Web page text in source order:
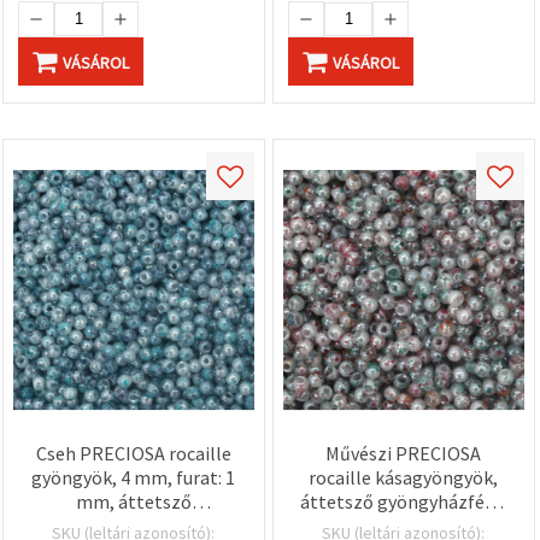
gombra
kattintva.
Fogadja
Beállítások
VÁSÁROL VÁSÁROL
Cseh PRECIOSA rocaille
gyöngyök, 4 mm, furat: 1
mm, áttetsző
gyöngyházfényű kék mix
SKU (leltári azonosító):
Művészi PRECIOSA
rocaille kásagyöngyök,
áttetsző gyöngyházfény,
zöld–piros mix, 4 mm,
SKU (leltári azonosító):